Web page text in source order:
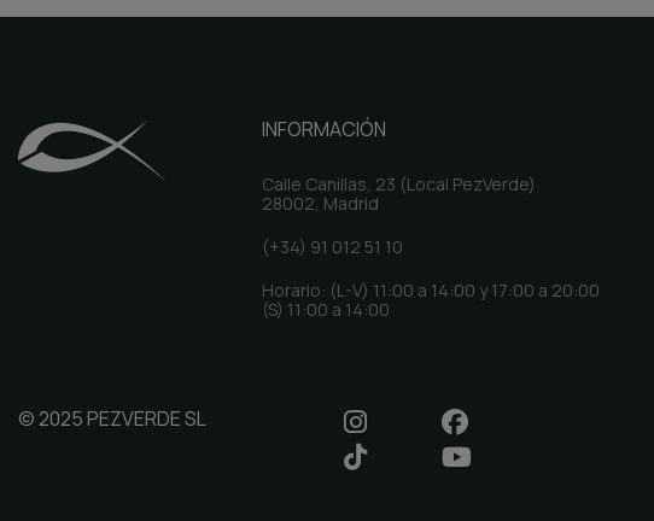
INFORMACIÓN
Calle Canillas, 23 (Local PezVerde)
28002, Madrid
(+34) 91 012 51 10
Horario: (L-V) 11:00 a 14:00 y 17:00 a 20:00
(S) 11:00 a 14:00
© 2025 PEZVERDE SL